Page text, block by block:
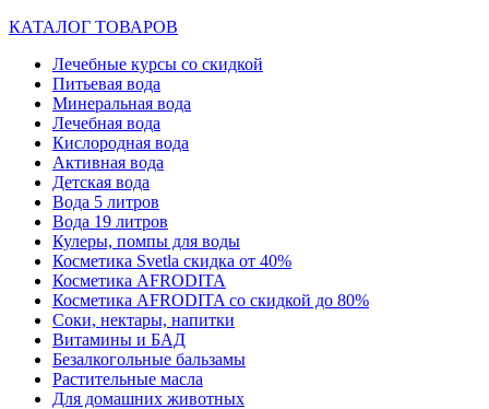
КАТАЛОГ ТОВАРОВ
Лечебные курсы со скидкой
Питьевая вода
Минеральная вода
Лечебная вода
Кислородная вода
Активная вода
Детская вода
Вода 5 литров
Вода 19 литров
Кулеры, помпы для воды
Косметика Svetla скидка от 40%
Косметика AFRODITA
Косметика AFRODITA со скидкой до 80%
Соки, нектары, напитки
Витамины и БАД
Безалкогольные бальзамы
Растительные масла
Для домашних животных